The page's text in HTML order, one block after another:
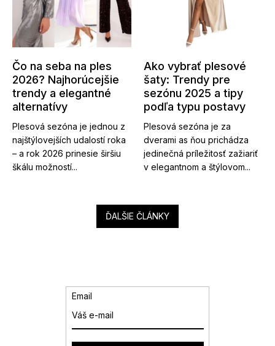
Čo na seba na ples
2026? Najhorúcejšie
trendy a elegantné
alternatívy
Plesová sezóna je jednou z
najštýlovejších udalostí roka
– a rok 2026 prinesie širšiu
škálu možností...
Ako vybrať plesové
šaty: Trendy pre
sezónu 2025 a tipy
podľa typu postavy
Plesová sezóna je za
dverami as ňou prichádza
jedinečná príležitosť zažiariť
v elegantnom a štýlovom...
ĎALŠIE ČLÁNKY
Email